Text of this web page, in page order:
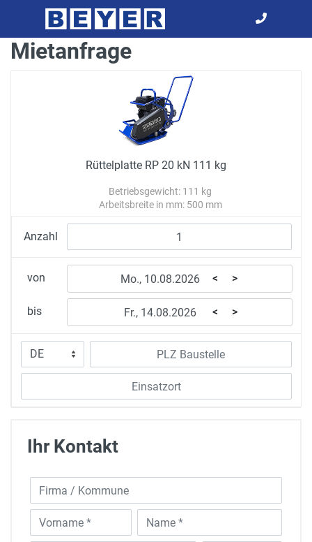
Mietanfrage
Rüttelplatte RP 20 kN 111 kg
Betriebsgewicht: 111 kg
Arbeitsbreite in mm: 500 mm
Anzahl
von < >
bis < >
Ihr Kontakt